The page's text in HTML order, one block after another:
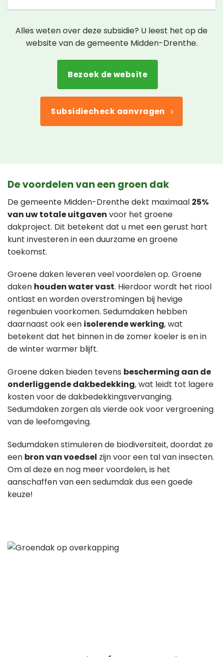
Alles weten over deze subsidie? U leest het op de
website van de gemeente Midden-Drenthe.
Bezoek de website
Subsidiecheck aanvragen
De voordelen van een groen dak
De gemeente Midden-Drenthe dekt maximaal 25%
van uw totale uitgaven voor het groene
dakproject. Dit betekent dat u met een gerust hart
kunt investeren in een duurzame en groene
toekomst.
Groene daken leveren veel voordelen op. Groene
daken houden water vast. Hierdoor wordt het riool
ontlast en worden overstromingen bij hevige
regenbuien voorkomen. Sedumdaken hebben
daarnaast ook een isolerende werking, wat
betekent dat het binnen in de zomer koeler is en in
de winter warmer blijft.
Groene daken bieden tevens bescherming aan de
onderliggende dakbedekking, wat leidt tot lagere
kosten voor de dakbedekkingsvervanging.
Sedumdaken zorgen als vierde ook voor vergroening
van de leefomgeving.
Sedumdaken stimuleren de biodiversiteit, doordat ze
een bron van voedsel zijn voor een tal van insecten.
Om al deze en nog meer voordelen, is het
aanschaffen van een sedumdak dus een goede
keuze!